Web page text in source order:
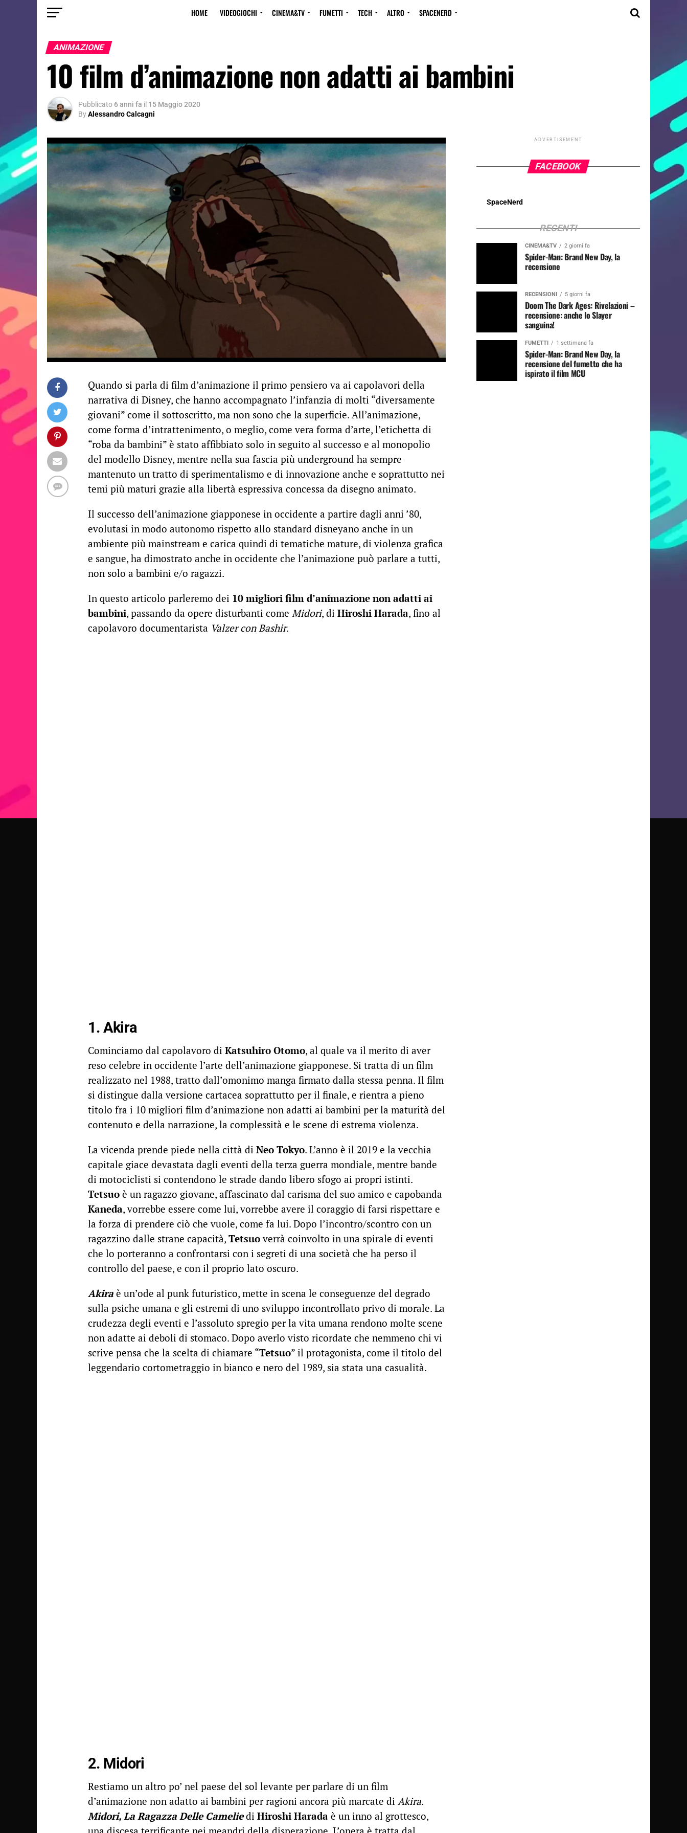
HOME VIDEOGIOCHI CINEMA&TV FUMETTI TECH ALTRO SPACENERD
ANIMAZIONE
10 film d’animazione non adatti ai bambini
Pubblicato 6 anni fa il 15 Maggio 2020
ByAlessandro Calcagni
Quando si parla di film d’animazione il primo pensiero va ai capolavori della
narrativa di Disney, che hanno accompagnato l’infanzia di molti “diversamente
giovani” come il sottoscritto, ma non sono che la superficie. All’animazione,
come forma d’intrattenimento, o meglio, come vera forma d’arte, l’etichetta di
“roba da bambini” è stato affibbiato solo in seguito al successo e al monopolio
del modello Disney, mentre nella sua fascia più underground ha sempre
mantenuto un tratto di sperimentalismo e di innovazione anche e soprattutto nei
temi più maturi grazie alla libertà espressiva concessa da disegno animato.
Il successo dell’animazione giapponese in occidente a partire dagli anni ’80,
evolutasi in modo autonomo rispetto allo standard disneyano anche in un
ambiente più mainstream e carica quindi di tematiche mature, di violenza grafica
e sangue, ha dimostrato anche in occidente che l’animazione può parlare a tutti,
non solo a bambini e/o ragazzi.
In questo articolo parleremo dei 10 migliori film d’animazione non adatti ai
bambini, passando da opere disturbanti come Midori, di Hiroshi Harada, fino al
capolavoro documentarista Valzer con Bashir.
1. Akira
Cominciamo dal capolavoro di Katsuhiro Otomo, al quale va il merito di aver
reso celebre in occidente l’arte dell’animazione giapponese. Si tratta di un film
realizzato nel 1988, tratto dall’omonimo manga firmato dalla stessa penna. Il film
si distingue dalla versione cartacea soprattutto per il finale, e rientra a pieno
titolo fra i 10 migliori film d’animazione non adatti ai bambini per la maturità del
contenuto e della narrazione, la complessità e le scene di estrema violenza.
La vicenda prende piede nella città di Neo Tokyo. L’anno è il 2019 e la vecchia
capitale giace devastata dagli eventi della terza guerra mondiale, mentre bande
di motociclisti si contendono le strade dando libero sfogo ai propri istinti.
Tetsuo è un ragazzo giovane, affascinato dal carisma del suo amico e capobanda
Kaneda, vorrebbe essere come lui, vorrebbe avere il coraggio di farsi rispettare e
la forza di prendere ciò che vuole, come fa lui. Dopo l’incontro/scontro con un
ragazzino dalle strane capacità, Tetsuoverrà coinvolto in una spirale di eventi
che lo porteranno a confrontarsi con i segreti di una società che ha perso il
controllo del paese, e con il proprio lato oscuro.
Akira è un’ode al punk futuristico, mette in scena le conseguenze del degrado
sulla psiche umana e gli estremi di uno sviluppo incontrollato privo di morale. La
crudezza degli eventi e l’assoluto spregio per la vita umana rendono molte scene
non adatte ai deboli di stomaco. Dopo averlo visto ricordate che nemmeno chi vi
scrive pensa che la scelta di chiamare “Tetsuo” il protagonista, come il titolo del
leggendario cortometraggio in bianco e nero del 1989, sia stata una casualità.
2. Midori
Restiamo un altro po’ nel paese del sol levante per parlare di un film
d’animazione non adatto ai bambini per ragioni ancora più marcate di Akira.
Midori, La Ragazza Delle Cameliedi Hiroshi Harada è un inno al grottesco,
ADVERTISEMENT
FACEBOOK
SpaceNerd
RECENTI
CINEMA&TV 2 giorni fa
Spider-Man: Brand New Day, la
recensione
RECENSIONI 5 giorni fa
Doom The Dark Ages: Rivelazioni –
recensione: anche lo Slayer
sanguina!
FUMETTI 1 settimana fa
Spider-Man: Brand New Day, la
recensione del fumetto che ha
ispirato il film MCU